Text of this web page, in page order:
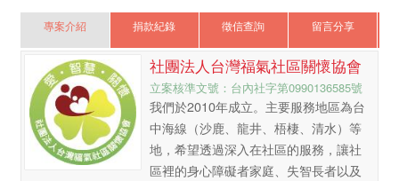
專案介紹 捐款紀錄 徵信查詢 留言分享
社團法人台灣福氣社區關懷協會
立案核準文號：台內社字第0990136585號
我們於2010年成立。主要服務地區為台
中海線（沙鹿、龍井、梧棲、清水）等
地，希望透過深入在社區的服務，讓社
區裡的身心障礙者家庭、失智長者以及